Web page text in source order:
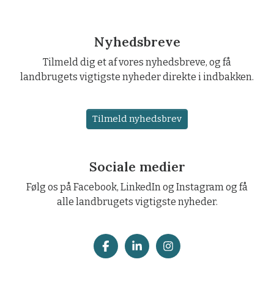
Nyhedsbreve
Tilmeld dig et af vores nyhedsbreve, og få
landbrugets vigtigste nyheder direkte i indbakken.
Tilmeld nyhedsbrev
Sociale medier
Følg os på Facebook, LinkedIn og Instagram og få
alle landbrugets vigtigste nyheder.